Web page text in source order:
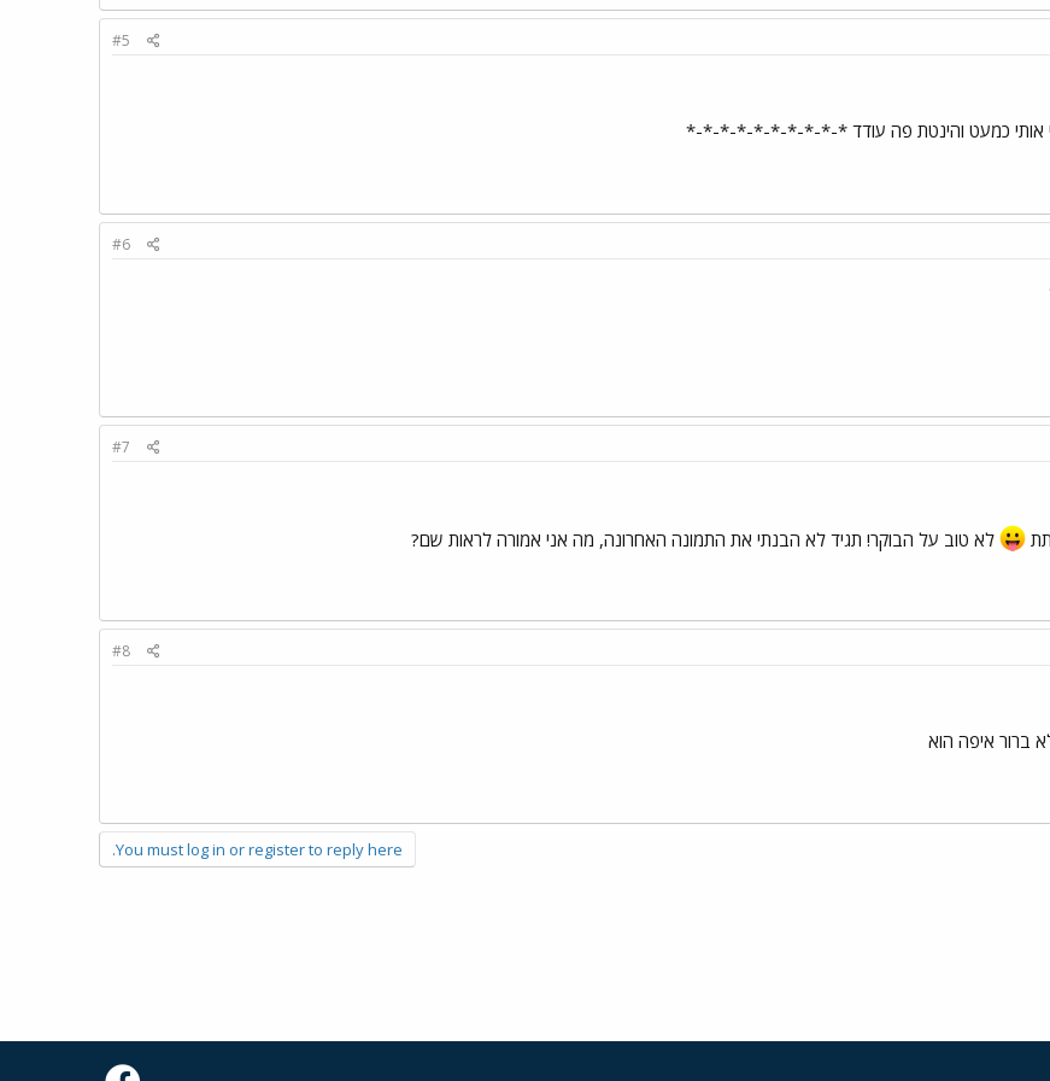
#5
אותי כמעט והינטת פה עודד *-*-*-*-*-*-*-*-*-*
#6
#7
לא טוב על הבוקר! תגיד לא הבנתי את התמונה האחרונה, מה אני אמורה לראות שם?
#8
ברור איפה הוא
You must log in or register to reply here.